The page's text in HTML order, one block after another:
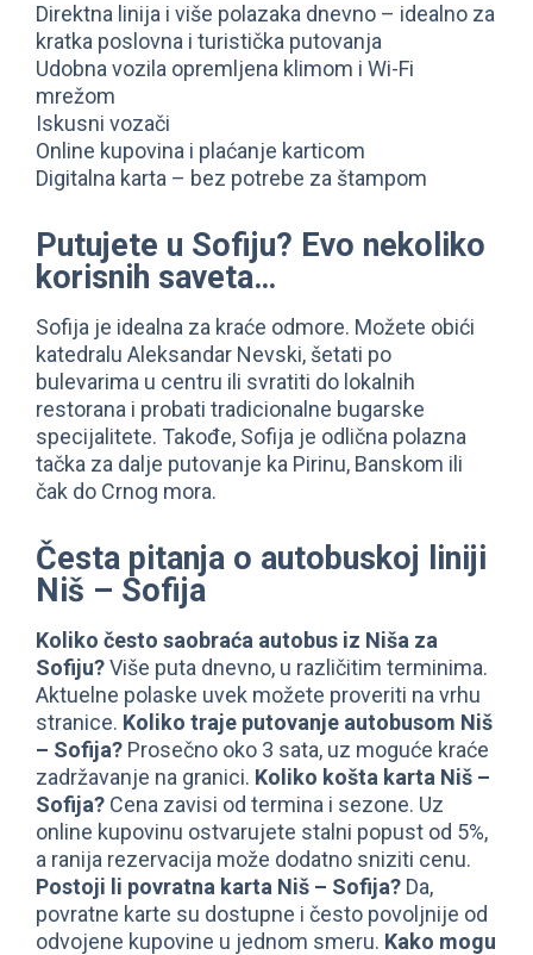
Direktna linija i više polazaka dnevno – idealno za
kratka poslovna i turistička putovanja
Udobna vozila opremljena klimom i Wi-Fi
mrežom
Iskusni vozači
Online kupovina i plaćanje karticom
Digitalna karta – bez potrebe za štampom
Putujete u Sofiju? Evo nekoliko
korisnih saveta…
Sofija je idealna za kraće odmore. Možete obići
katedralu Aleksandar Nevski, šetati po
bulevarima u centru ili svratiti do lokalnih
restorana i probati tradicionalne bugarske
specijalitete. Takođe, Sofija je odlična polazna
tačka za dalje putovanje ka Pirinu, Banskom ili
čak do Crnog mora.
Česta pitanja o autobuskoj liniji
Niš – Sofija
Koliko često saobraća autobus iz Niša za
Sofiju?Više puta dnevno, u različitim terminima.
Aktuelne polaske uvek možete proveriti na vrhu
stranice. Koliko traje putovanje autobusom Niš
– Sofija? Prosečno oko 3 sata, uz moguće kraće
zadržavanje na granici. Koliko košta karta Niš –
Sofija? Cena zavisi od termina i sezone. Uz
online kupovinu ostvarujete stalni popust od 5%,
a ranija rezervacija može dodatno sniziti cenu.
Postoji li povratna karta Niš – Sofija? Da,
povratne karte su dostupne i često povoljnije od
odvojene kupovine u jednom smeru. Kako mogu